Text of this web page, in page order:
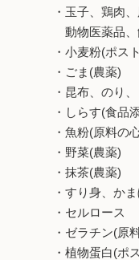
・玉子、鶏肉
動物医薬品、
・小麦粉(ポス
・ごま(農薬)
・昆布、のり
・しらす(食品
・魚粉(原料の
・野菜(農薬)
・抹茶(農薬)
・すり身、か
・セルロース
・ゼラチン(原
・植物蛋白(ポ